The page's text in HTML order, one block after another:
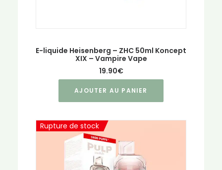
E-liquide Heisenberg – ZHC 50ml Koncept
XIX – Vampire Vape
19.90€
AJOUTER AU PANIER
Rupture de stock